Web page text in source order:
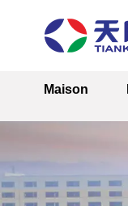
Maison